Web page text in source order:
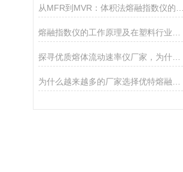
探寻优质熔体流动速率仪厂家，为什么是承德优特？